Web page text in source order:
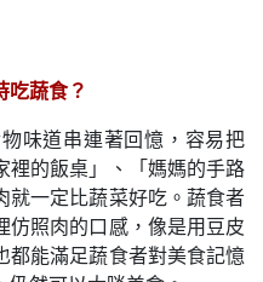
吃蔬食？
味道串連著回憶，容易把
裡的飯桌」、「媽媽的手路
就一定比蔬菜好吃。蔬食者
仿照肉的口感，像是用豆皮
都能滿足蔬食者對美食記憶